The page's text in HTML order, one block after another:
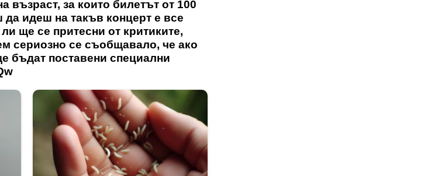
възраст, за които билетът от 100
идеш на такъв концерт е все
ще се притесни от критиките,
сериозно се съобщавало, че ако
бъдат поставени специални